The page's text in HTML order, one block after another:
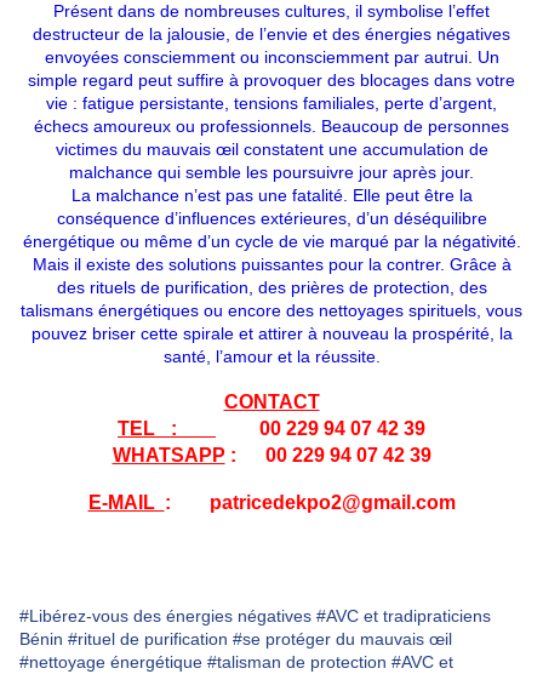
Présent dans de nombreuses cultures, il symbolise l’effet
destructeur de la jalousie, de l’envie et des énergies négatives
envoyées consciemment ou inconsciemment par autrui. Un
simple regard peut suffire à provoquer des blocages dans votre
vie : fatigue persistante, tensions familiales, perte d’argent,
échecs amoureux ou professionnels. Beaucoup de personnes
victimes du mauvais œil constatent une accumulation de
malchance qui semble les poursuivre jour après jour.
La malchance n’est pas une fatalité. Elle peut être la
conséquence d’influences extérieures, d’un déséquilibre
énergétique ou même d’un cycle de vie marqué par la négativité.
Mais il existe des solutions puissantes pour la contrer. Grâce à
des rituels de purification, des prières de protection, des
talismans énergétiques ou encore des nettoyages spirituels, vous
pouvez briser cette spirale et attirer à nouveau la prospérité, la
santé, l’amour et la réussite.
CONTACT
TEL _:
00 229 94 07 42 39
WHATSAPP : 00 229 94 07 42 39
E-MAIL : patricedekpo2@gmail.com
#Libérez-vous des énergies négatives #AVC et tradipraticiens
Bénin #rituel de purification #se protéger du mauvais œil
#nettoyage énergétique #talisman de protection #AVC et